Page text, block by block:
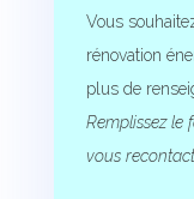
Vous
rénovation
plus de
Remplissez le
vous